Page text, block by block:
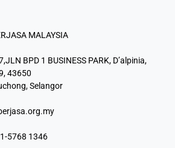
MALAYSIA
BPD 1 BUSINESS PARK, D’alpinia,
43650
Selangor
5768 1346